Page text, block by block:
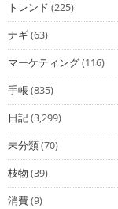
トレンド (225)
ナギ(63)
マーケティング(116)
手帳(835)
日記(3,299)
未分類(70)
枝物 (39)
消費(9)